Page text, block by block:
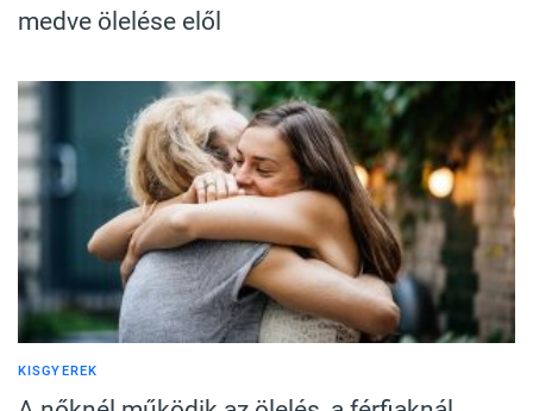
medve ölelése elől
KISGYEREK